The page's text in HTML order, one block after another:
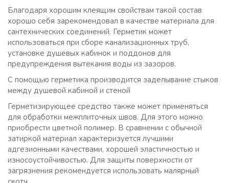
Благодаря хорошим клеящим свойствам такой состав
хорошо себя зарекомендовал в качестве материала для
сантехнических соединений. Герметик может
использоваться при сборе канализационных труб,
установке душевых кабинок и поддонов для
предупреждения вытекания воды из зазоров.
С помощью герметика производится заделывание стыков
между душевой кабиной и стеной
Герметизирующее средство также может применяться
для обработки межплиточных швов. Для этого можно
приобрести цветной полимер. В сравнении с обычной
затиркой материал характеризуется лучшими
адгезионными качествами, хорошей эластичностью и
износоустойчивостью. Для защиты поверхности от
загрязнения рекомендуется использовать малярный